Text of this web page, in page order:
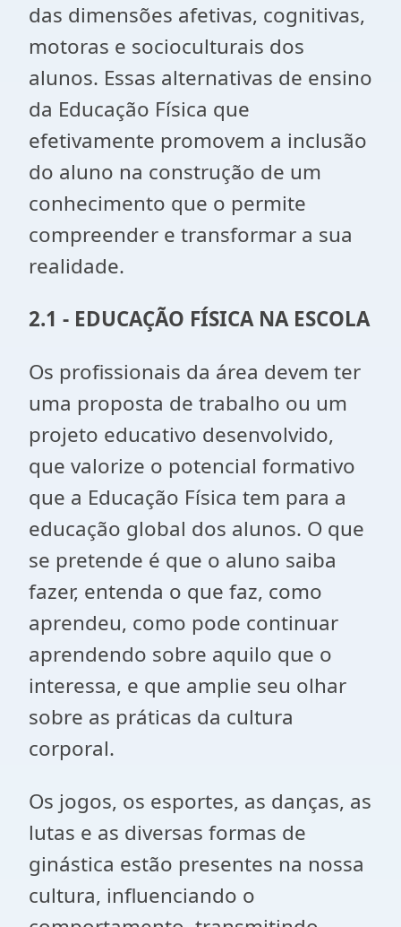
das dimensões afetivas, cognitivas,
motoras e socioculturais dos
alunos. Essas alternativas de ensino
da Educação Física que
efetivamente promovem a inclusão
do aluno na construção de um
conhecimento que o permite
compreender e transformar a sua
realidade.
2.1 - EDUCAÇÃO FÍSICA NA ESCOLA
Os profissionais da área devem ter
uma proposta de trabalho ou um
projeto educativo desenvolvido,
que valorize o potencial formativo
que a Educação Física tem para a
educação global dos alunos. O que
se pretende é que o aluno saiba
fazer, entenda o que faz, como
aprendeu, como pode continuar
aprendendo sobre aquilo que o
interessa, e que amplie seu olhar
sobre as práticas da cultura
corporal.
Os jogos, os esportes, as danças, as
lutas e as diversas formas de
ginástica estão presentes na nossa
cultura, influenciando o